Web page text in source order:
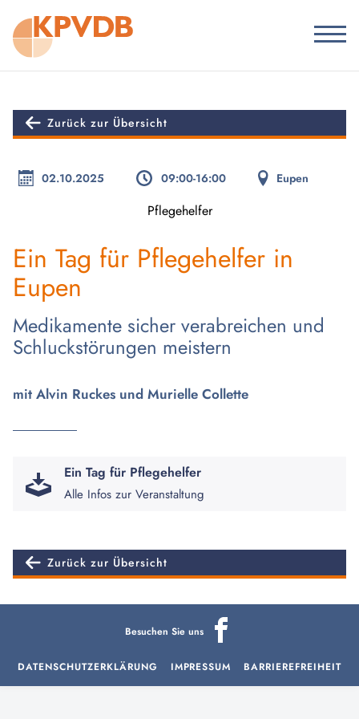
Zurück zur Übersicht
02.10.2025 09:00-16:00 Eupen
Pflegehelfer
Ein Tag für Pflegehelfer in
Eupen
Medikamente sicher verabreichen und
Schluckstörungen meistern
mit Alvin Ruckes und Murielle Collette
Ein Tag für Pflegehelfer
Alle Infos zur Veranstaltung
Zurück zur Übersicht
Besuchen Sie uns
DATENSCHUTZERKLÄRUNG IMPRESSUM BARRIEREFREIHEIT